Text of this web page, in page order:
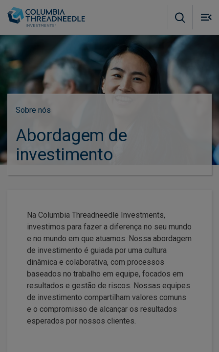
Sobre nós
Abordagem de
investimento​
Na Columbia Threadneedle Investments,
investimos para fazer a diferença no seu mundo
e no mundo em que atuamos. Nossa abordagem
de investimento é guiada por uma cultura
dinâmica e colaborativa, com processos
baseados no trabalho em equipe, focados em
resultados e gestão de riscos. Nossas equipes
de investimento compartilham valores comuns
e o compromisso de alcançar os resultados
esperados por nossos clientes.